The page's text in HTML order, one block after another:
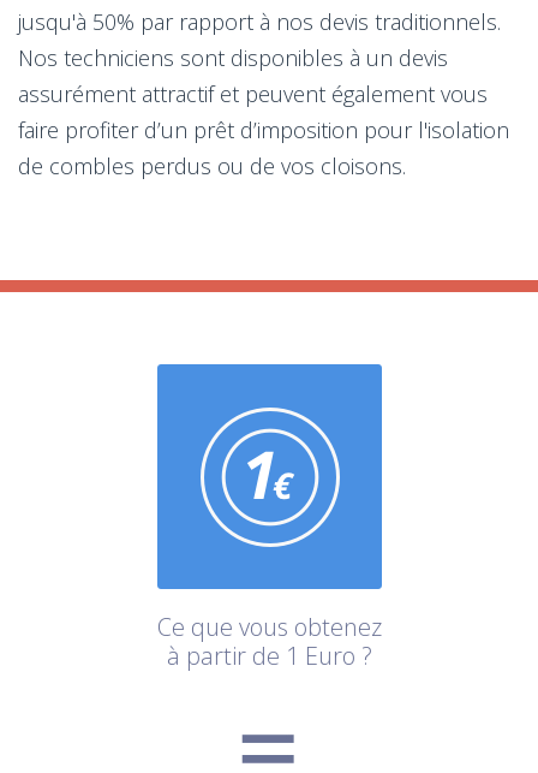
jusqu'à 50% par rapport à nos devis traditionnels.
Nos techniciens sont disponibles à un devis
assurément attractif et peuvent également vous
faire profiter d’un prêt d’imposition pour l'isolation
de combles perdus ou de vos cloisons.
Ce que vous obtenez
à partir de 1 Euro ?